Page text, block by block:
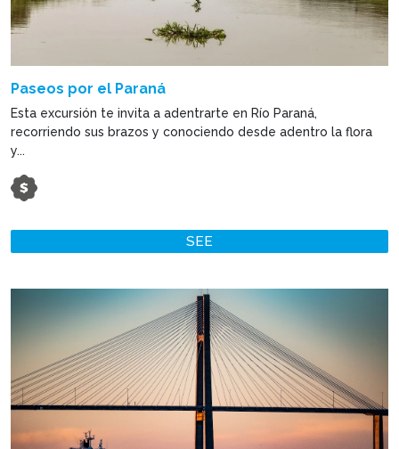
Paseos por el Paraná
Esta excursión te invita a adentrarte en Río Paraná,
recorriendo sus brazos y conociendo desde adentro la flora
y...
SEE